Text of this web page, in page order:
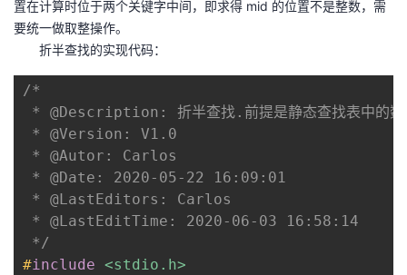
置在计算时位于两个关键字中间，即求得 mid 的位置不是整数，需
要统一做取整操作。
折半查找的实现代码：
/*
* @Description: 折半查找.前提是静态查找表中的数
* @Version: V1.0
* @Autor: Carlos
* @Date: 2020-05-22 16:09:01
* @LastEditors: Carlos
* @LastEditTime: 2020-06-03 16:58:14
*/
#include <stdio.h>